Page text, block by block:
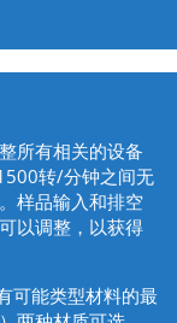
所有相关的设备
转/分钟之间无
样品输入和排空
以调整，以获得
可能类型材料的最